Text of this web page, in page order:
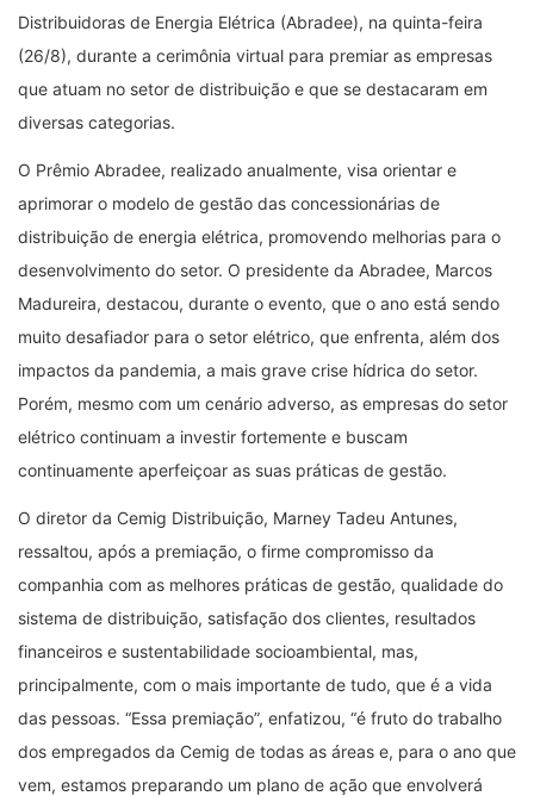
Distribuidoras de Energia Elétrica (Abradee), na quinta-feira
(26/8), durante a cerimônia virtual para premiar as empresas
que atuam no setor de distribuição e que se destacaram em
diversas categorias.
O Prêmio Abradee, realizado anualmente, visa orientar e
aprimorar o modelo de gestão das concessionárias de
distribuição de energia elétrica, promovendo melhorias para o
desenvolvimento do setor. O presidente da Abradee, Marcos
Madureira, destacou, durante o evento, que o ano está sendo
muito desafiador para o setor elétrico, que enfrenta, além dos
impactos da pandemia, a mais grave crise hídrica do setor.
Porém, mesmo com um cenário adverso, as empresas do setor
elétrico continuam a investir fortemente e buscam
continuamente aperfeiçoar as suas práticas de gestão.
O diretor da Cemig Distribuição, Marney Tadeu Antunes,
ressaltou, após a premiação, o firme compromisso da
companhia com as melhores práticas de gestão, qualidade do
sistema de distribuição, satisfação dos clientes, resultados
financeiros e sustentabilidade socioambiental, mas,
principalmente, com o mais importante de tudo, que é a vida
das pessoas. “Essa premiação”, enfatizou, “é fruto do trabalho
dos empregados da Cemig de todas as áreas e, para o ano que
vem, estamos preparando um plano de ação que envolverá